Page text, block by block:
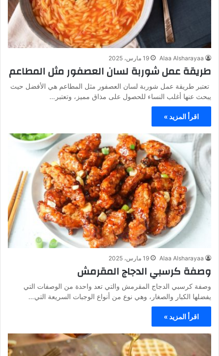
Alaa Alsharayaa 19 مارس، 2025
طريقة عمل شوربة لسان العصفور مثل المطاعم
تعتبر طريقة عمل شوربة لسان العصفور مثل المطاعم هي الأفضل حيث
يبحث عنها أغلب النساء للحصول على مذاق مميز، وتعتبر…
اقرأ المزيد »
Alaa Alsharayaa 19 مارس، 2025
وصفة كرسبي الدجاج المقرمش
وصفة كرسبي الدجاج المقرمش والتي تعد واحدة من الوصفات التي
يفضلها الكبار والصغار، وهي نوع من أنواع الوجبات السريعة التي…
اقرأ المزيد »